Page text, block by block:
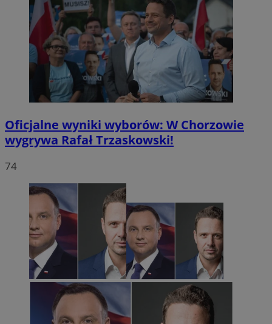
Oficjalne wyniki wyborów: W Chorzowie
wygrywa Rafał Trzaskowski!
74